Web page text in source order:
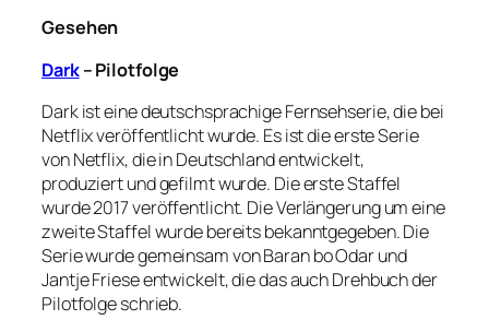
Gesehen
Dark– Pilotfolge
Dark ist eine deutschsprachige Fernsehserie, die bei
Netflix veröffentlicht wurde. Es ist die erste Serie
von Netflix, die in Deutschland entwickelt,
produziert und gefilmt wurde. Die erste Staffel
wurde 2017 veröffentlicht. Die Verlängerung um eine
zweite Staffel wurde bereits bekanntgegeben. Die
Serie wurde gemeinsam von Baran bo Odar und
Jantje Friese entwickelt, die das auch Drehbuch der
Pilotfolge schrieb.